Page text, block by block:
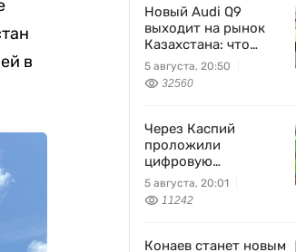
в
Новый Audi Q9
выходит на рынок
Казахстана: что
известно
5 августа, 20:50
32560
Через Каспий
проложили
цифровую
магистраль: что это
изменит
5 августа, 20:01
11242
Конаев станет новым